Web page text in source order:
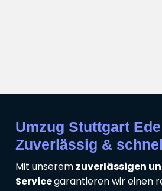
Umzug Stuttgart
Zuverlässig &
Mit unserem zuverlässigen
Servicegarantieren wir einen